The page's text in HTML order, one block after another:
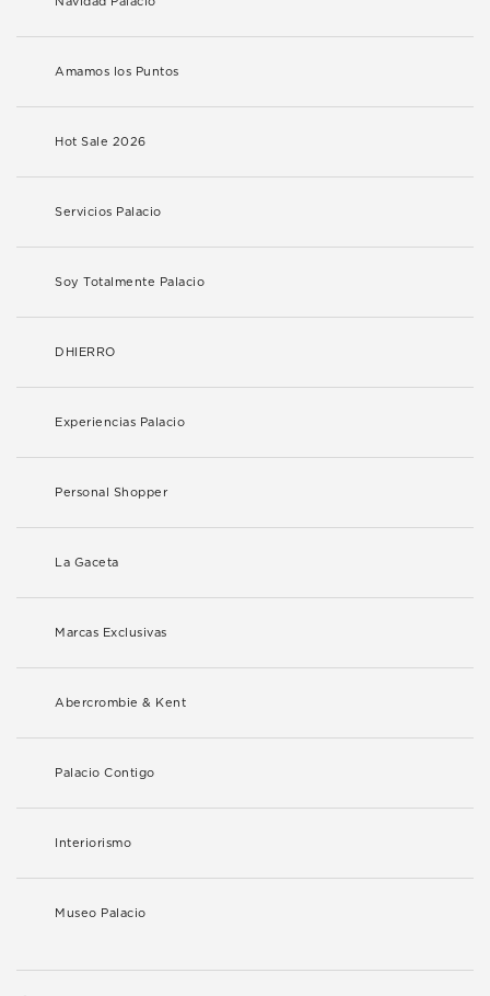
Amamos los Puntos
Hot Sale 2026
Servicios Palacio
Soy Totalmente Palacio
DHIERRO
Experiencias Palacio
Personal Shopper
La Gaceta
Marcas Exclusivas
Abercrombie & Kent
Palacio Contigo
Interiorismo
Museo Palacio